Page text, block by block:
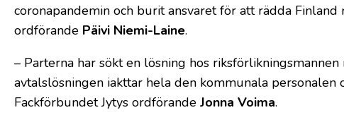
coronapandemin och burit ansvaret för att rädda
ordförande Päivi Niemi-Laine.
– Parterna har sökt en lösning hos
avtalslösningen iakttar hela den kommunala
Fackförbundet Jytys ordförande Jonna Voima.